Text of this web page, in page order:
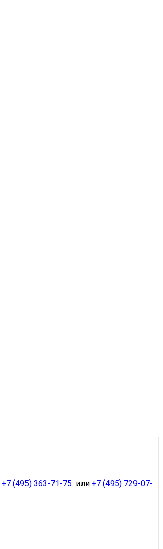
+7 (495) 363-71-75 или +7 (495) 729-07-